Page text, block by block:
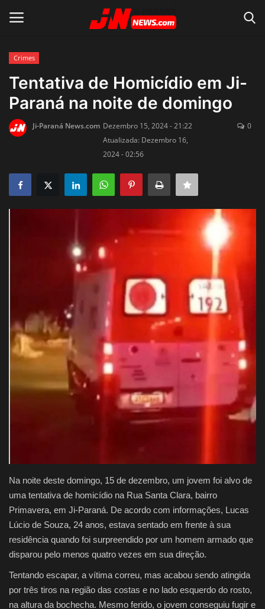
Home
Contato
Notícias do Mundo
Brasil
Educação
Crimes
Tentativa de Homicídio em Ji-
Paraná na noite de domingo
Ji-Paraná News.com Dezembro 15, 2024 - 21:22
Atualizada: Dezembro 16,
2024 - 02:56
0
Na noite deste domingo, 15 de dezembro, um jovem foi alvo de
uma tentativa de homicídio na Rua Santa Clara, bairro
Primavera, em Ji-Paraná. De acordo com informações, Lucas
Lúcio de Souza, 24 anos, estava sentado em frente à sua
residência quando foi surpreendido por um homem armado que
disparou pelo menos quatro vezes em sua direção.
Tentando escapar, a vítima correu, mas acabou sendo atingida
por três tiros na região das costas e no lado esquerdo do rosto,
na altura da bochecha. Mesmo ferido, o jovem conseguiu fugir e